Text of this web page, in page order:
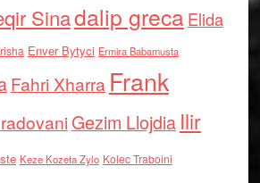
Sinadalip grecaElida
Enver Bytyci Ermira Babamusta
Fahri Xharra Frank
Gezim Llojdia Ilir
Keze Kozeta Zylo Kolec Traboini